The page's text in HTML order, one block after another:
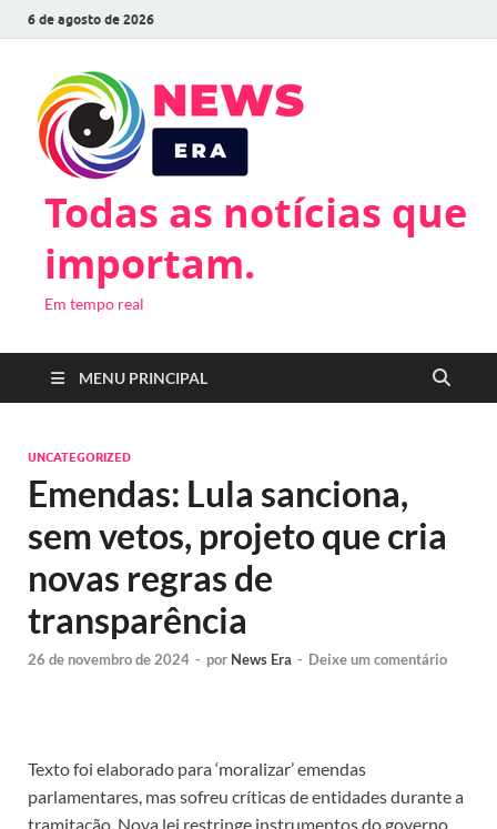
6 de agosto de 2026
Todas as notícias que
importam.
Em tempo real
MENU PRINCIPAL
UNCATEGORIZED
Emendas: Lula sanciona,
sem vetos, projeto que cria
novas regras de
transparência
26 de novembro de 2024 - por News Era - Deixe um comentário
Texto foi elaborado para ‘moralizar’ emendas
parlamentares, mas sofreu críticas de entidades durante a
tramitação. Nova lei restringe instrumentos do governo